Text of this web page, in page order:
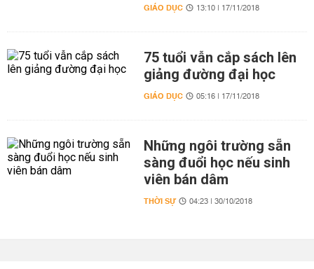
GIÁO DỤC 13:10 | 17/11/2018
75 tuổi vẫn cắp sách lên
giảng đường đại học
GIÁO DỤC 05:16 | 17/11/2018
Những ngôi trường sẵn
sàng đuổi học nếu sinh
viên bán dâm
THỜI SỰ 04:23 | 30/10/2018